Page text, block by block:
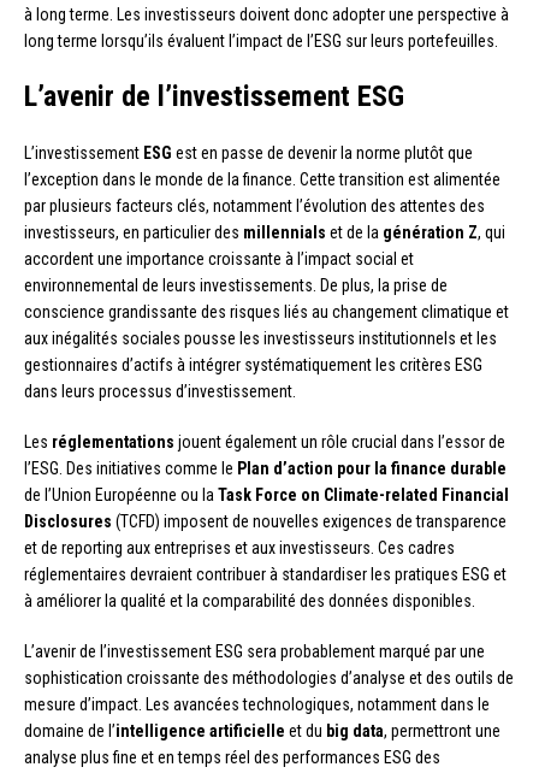
à long terme. Les investisseurs doivent donc adopter une perspective à
long terme lorsqu’ils évaluent l’impact de l’ESG sur leurs portefeuilles.
L’avenir de l’investissement ESG
L’investissement ESG est en passe de devenir la norme plutôt que
l’exception dans le monde de la finance. Cette transition est alimentée
par plusieurs facteurs clés, notamment l’évolution des attentes des
investisseurs, en particulier des millennials et de la génération Z, qui
accordent une importance croissante à l’impact social et
environnemental de leurs investissements. De plus, la prise de
conscience grandissante des risques liés au changement climatique et
aux inégalités sociales pousse les investisseurs institutionnels et les
gestionnaires d’actifs à intégrer systématiquement les critères ESG
dans leurs processus d’investissement.
Les réglementations jouent également un rôle crucial dans l’essor de
l’ESG. Des initiatives comme le Plan d’action pour la finance durable
de l’Union Européenne ou laTask Force on Climate-related Financial
Disclosures (TCFD) imposent de nouvelles exigences de transparence
et de reporting aux entreprises et aux investisseurs. Ces cadres
réglementaires devraient contribuer à standardiser les pratiques ESG et
à améliorer la qualité et la comparabilité des données disponibles.
L’avenir de l’investissement ESG sera probablement marqué par une
sophistication croissante des méthodologies d’analyse et des outils de
mesure d’impact. Les avancées technologiques, notamment dans le
domaine de l’intelligence artificielle et du big data, permettront une
analyse plus fine et en temps réel des performances ESG des